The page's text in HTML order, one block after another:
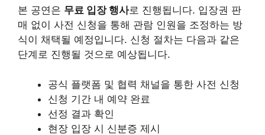
본 공연은 무료 입장 행사로 진행됩니다. 입장권 판
매 없이 사전 신청을 통해 관람 인원을 조정하는 방
식이 채택될 예정입니다. 신청 절차는 다음과 같은
단계로 진행될 것으로 예상됩니다.
공식 플랫폼 및 협력 채널을 통한 사전 신청
신청 기간 내 예약 완료
선정 결과 확인
현장 입장 시 신분증 제시